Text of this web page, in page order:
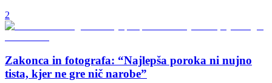
2
Zakonca in fotografa: “Najlepša poroka ni nujno
tista, kjer ne gre nič narobe”